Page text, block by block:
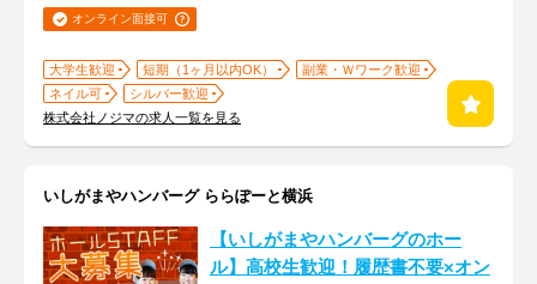
オンライン面接可
大学生歓迎 短期（1ヶ月以内OK）
副業・Ｗワーク歓迎
ネイル可
シルバー歓迎
株式会社ノジマの求人一覧を見る
いしがまやハンバーグ ららぽーと横浜
【いしがまやハンバーグのホー
ル】高校生歓迎！履歴書不要×オン